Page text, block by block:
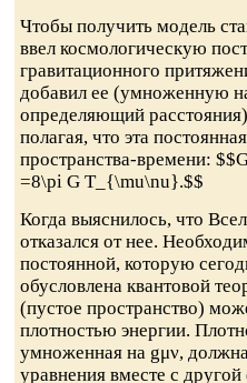
Чтобы получить модель
ввел космологическую
гравитационного
добавил ее (умноженную
определяющий
полагая, что эта
пространства-времени:
=8\pi G T_{\mu\nu}.$$
Когда выяснилось, что
отказался от нее.
постоянной, которую
обусловлена квантовой
(пустое пространство)
плотностью энергии.
умноженная на gμν,
уравнения вместе с